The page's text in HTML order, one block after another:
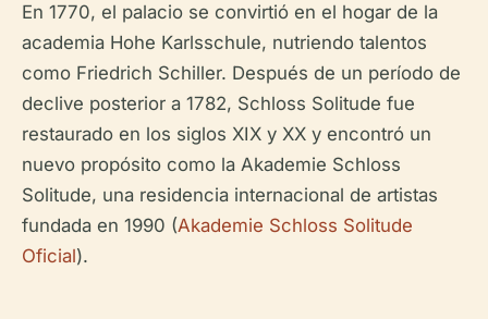
En 1770, el palacio se convirtió en el hogar de la
academia Hohe Karlsschule, nutriendo talentos
como Friedrich Schiller. Después de un período de
declive posterior a 1782, Schloss Solitude fue
restaurado en los siglos XIX y XX y encontró un
nuevo propósito como la Akademie Schloss
Solitude, una residencia internacional de artistas
fundada en 1990 (Akademie Schloss Solitude
Oficial).